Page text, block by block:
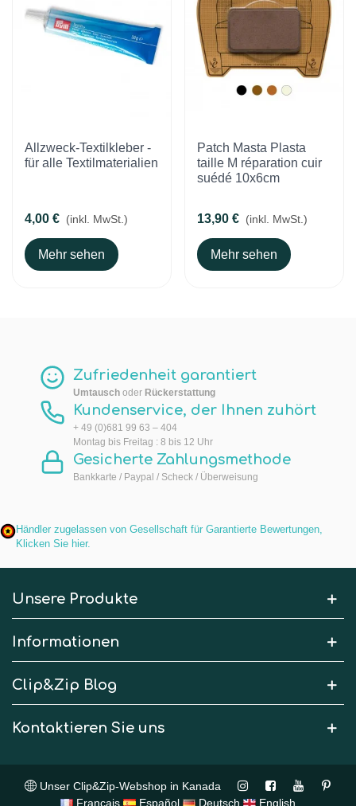
Allzweck-Textilkleber -
für alle Textilmaterialien
4,00 € (inkl. MwSt.)
Mehr sehen
Patch Masta Plasta
taille M réparation cuir
suédé 10x6cm
13,90 € (inkl. MwSt.)
Mehr sehen
Zufriedenheit garantiert
Umtausch oder Rückerstattung
Kundenservice, der Ihnen zuhört
+ 49 (0)681 99 63 – 404
Montag bis Freitag : 8 bis 12 Uhr
Gesicherte Zahlungsmethode
Bankkarte / Paypal / Scheck / Überweisung
Händler zugelassen von Gesellschaft für Garantierte Bewertungen,
Klicken Sie hier.
Unsere Produkte
Informationen
Clip&Zip Blog
Kontaktieren Sie uns
Unser Clip&Zip-Webshop in Kanada
Français
Español Deutsch English